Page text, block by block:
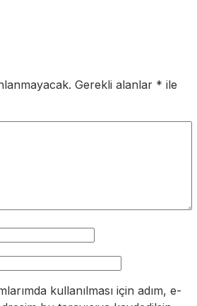
Gerekli alanlar * ile
kullanılması için adım, e-